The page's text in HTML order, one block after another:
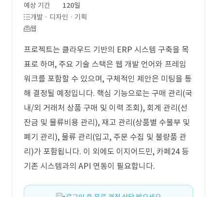
예상 기간
120일
개발 · 디자인 · 기획
웹
프로젝트는 클라우드 기반의 ERP 시스템 구축을 목
표로 하며, 주요 기술 스택은 웹 개발 언어와 프레임
워크를 포함할 수 있으며, 구체적인 제안은 미팅을 통
해 결정될 예정입니다. 핵심 기능으로는 구매 관리(국
내/외 거래처 상품 구매 및 이력 조회), 회계 관리(선
잔금 및 물류비용 관리), 재고 관리(상품별 수불부 및
폐기 관리), 물류 관리(입고, 주문 수집 및 불량품 관
리)가 포함됩니다. 이 외에도 이지어드민, 카페24 등
기존 시스템과의 API 연동이 필요합니다.